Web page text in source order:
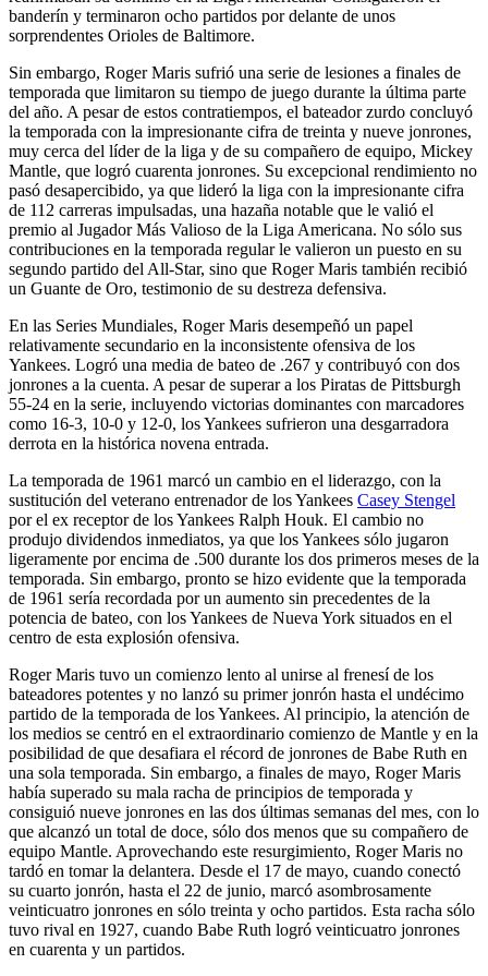
banderín y terminaron ocho partidos por delante de unos
sorprendentes Orioles de Baltimore.
Sin embargo, Roger Maris sufrió una serie de lesiones a finales de
temporada que limitaron su tiempo de juego durante la última parte
del año. A pesar de estos contratiempos, el bateador zurdo concluyó
la temporada con la impresionante cifra de treinta y nueve jonrones,
muy cerca del líder de la liga y de su compañero de equipo, Mickey
Mantle, que logró cuarenta jonrones. Su excepcional rendimiento no
pasó desapercibido, ya que lideró la liga con la impresionante cifra
de 112 carreras impulsadas, una hazaña notable que le valió el
premio al Jugador Más Valioso de la Liga Americana. No sólo sus
contribuciones en la temporada regular le valieron un puesto en su
segundo partido del All-Star, sino que Roger Maris también recibió
un Guante de Oro, testimonio de su destreza defensiva.
En las Series Mundiales, Roger Maris desempeñó un papel
relativamente secundario en la inconsistente ofensiva de los
Yankees. Logró una media de bateo de .267 y contribuyó con dos
jonrones a la cuenta. A pesar de superar a los Piratas de Pittsburgh
55-24 en la serie, incluyendo victorias dominantes con marcadores
como 16-3, 10-0 y 12-0, los Yankees sufrieron una desgarradora
derrota en la histórica novena entrada.
La temporada de 1961 marcó un cambio en el liderazgo, con la
sustitución del veterano entrenador de los Yankees Casey Stengel
por el ex receptor de los Yankees Ralph Houk. El cambio no
produjo dividendos inmediatos, ya que los Yankees sólo jugaron
ligeramente por encima de .500 durante los dos primeros meses de la
temporada. Sin embargo, pronto se hizo evidente que la temporada
de 1961 sería recordada por un aumento sin precedentes de la
potencia de bateo, con los Yankees de Nueva York situados en el
centro de esta explosión ofensiva.
Roger Maris tuvo un comienzo lento al unirse al frenesí de los
bateadores potentes y no lanzó su primer jonrón hasta el undécimo
partido de la temporada de los Yankees. Al principio, la atención de
los medios se centró en el extraordinario comienzo de Mantle y en la
posibilidad de que desafiara el récord de jonrones de Babe Ruth en
una sola temporada. Sin embargo, a finales de mayo, Roger Maris
había superado su mala racha de principios de temporada y
consiguió nueve jonrones en las dos últimas semanas del mes, con lo
que alcanzó un total de doce, sólo dos menos que su compañero de
equipo Mantle. Aprovechando este resurgimiento, Roger Maris no
tardó en tomar la delantera. Desde el 17 de mayo, cuando conectó
su cuarto jonrón, hasta el 22 de junio, marcó asombrosamente
veinticuatro jonrones en sólo treinta y ocho partidos. Esta racha sólo
tuvo rival en 1927, cuando Babe Ruth logró veinticuatro jonrones
en cuarenta y un partidos.